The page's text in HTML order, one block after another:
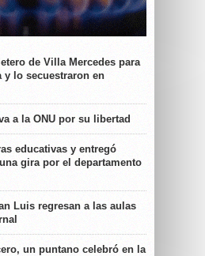
de Villa Mercedes para
y lo secuestraron en
a la ONU por su libertad
educativas y entregó
gira por el departamento
Luis regresan a las aulas
un puntano celebró en la